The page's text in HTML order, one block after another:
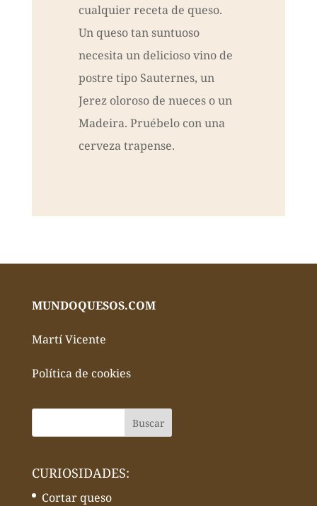
cualquier receta de queso.
Un queso tan suntuoso
necesita un delicioso vino de
postre tipo Sauternes, un
Jerez oloroso de nueces o un
Madeira. Pruébelo con una
cerveza trapense.
MUNDOQUESOS.COM
Martí Vicente
Política de cookies
CURIOSIDADES:
Cortar queso